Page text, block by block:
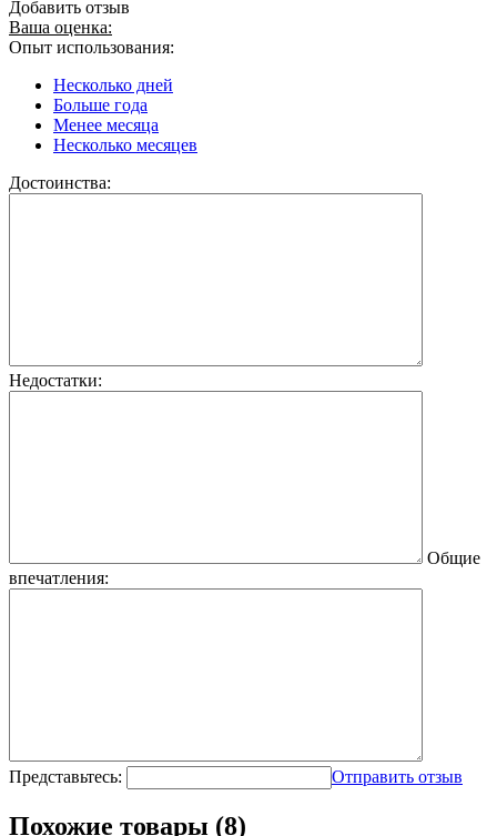
Добавить отзыв
Ваша оценка:
Опыт использования:
Несколько дней
Больше года
Менее месяца
Несколько месяцев
Достоинства:
Недостатки:
Общие
впечатления:
Представьтесь: Отправить отзыв
Похожие товары (8)